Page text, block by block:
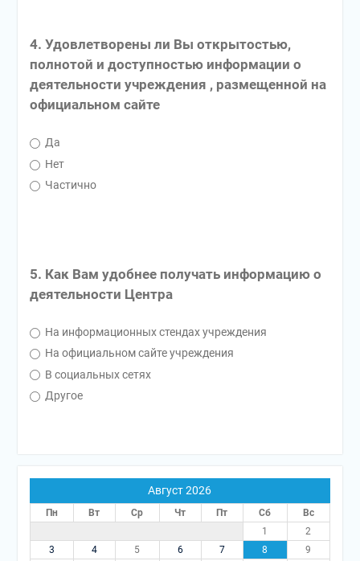
4. Удовлетворены ли Вы открытостью,
полнотой и доступностью информации о
деятельности учреждения , размещенной на
официальном сайте
Да
Нет
Частично
5. Как Вам удобнее получать информацию о
деятельности Центра
На информационных стендах учреждения
На официальном сайте учреждения
В социальных сетях
Другое
Август 2026
Пн Вт Ср Чт Пт Сб
Вс
1
2
3
4 5 6 7 8
9